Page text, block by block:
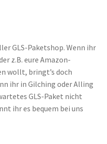
GLS-Paketshop. Wenn ihr
z.B. eure Amazon-
wollt, bringt’s doch
ihr in Gilching oder Alling
GLS-Paket nicht
ihr es bequem bei uns